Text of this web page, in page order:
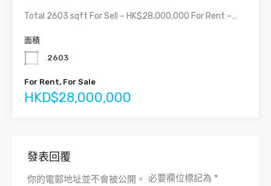
Total 2603 sqft For Sell – HK$28,000,000 For Rent –…
面積
2603
For Rent, For Sale
HKD$28,000,000
發表回覆
你的電郵地址並不會被公開。 必要欄位標記為 *